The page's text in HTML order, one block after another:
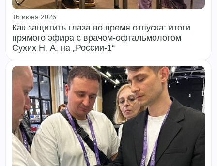
16 июня 2026
Как защитить глаза во время отпуска: итоги
прямого эфира с врачом‑офтальмологом
Сухих Н. А. на „России‑1“